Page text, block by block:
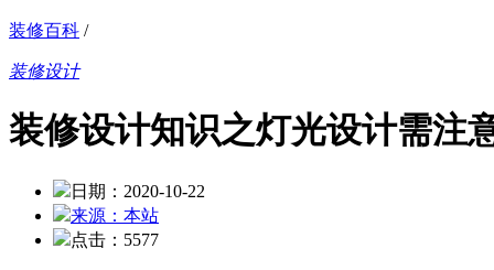
装修百科 /
装修设计
装修设计知识之灯光设计需注
日期：2020-10-22
来源：本站
点击：5577